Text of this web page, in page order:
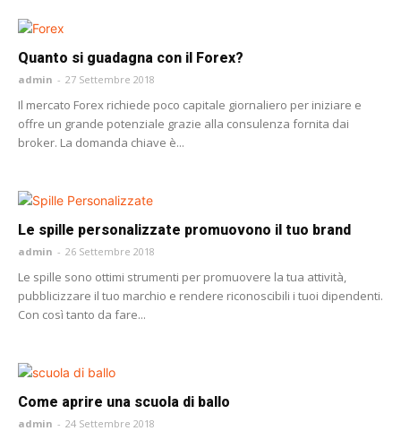
Quanto si guadagna con il Forex?
admin - 27 Settembre 2018
Il mercato Forex richiede poco capitale giornaliero per iniziare e
offre un grande potenziale grazie alla consulenza fornita dai
broker. La domanda chiave è...
Le spille personalizzate promuovono il tuo brand
admin - 26 Settembre 2018
Le spille sono ottimi strumenti per promuovere la tua attività,
pubblicizzare il tuo marchio e rendere riconoscibili i tuoi dipendenti.
Con così tanto da fare...
Come aprire una scuola di ballo
admin - 24 Settembre 2018